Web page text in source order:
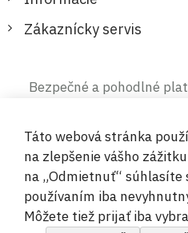
Zákaznícky servis
Bezpečné a pohodlné
© 2019-2026
Táto webová stránka
na zlepšenie vášho
na „Odmietnuť“ súhlasíte
používaním iba
Môžete tiež prijať iba